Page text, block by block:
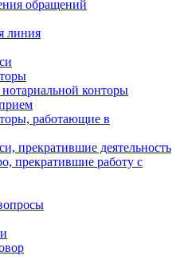
обращений
линия
конторы
работающие в
прекратившие деятельность
прекратившие работу с